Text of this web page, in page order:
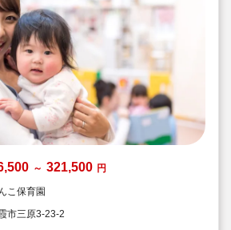
～ 321,500 円
こ保育園
市三原3-23-2